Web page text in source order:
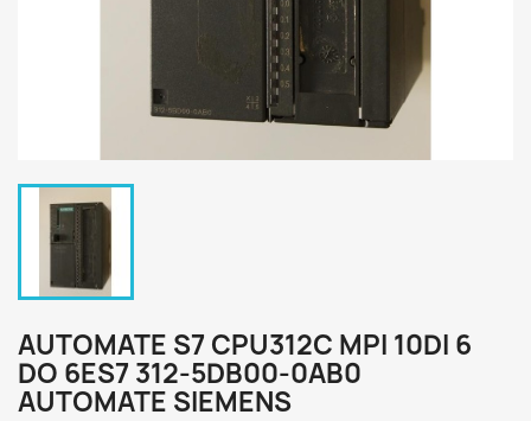
AUTOMATE S7 CPU312C MPI 10DI 6
DO 6ES7 312-5DB00-0AB0
AUTOMATE SIEMENS